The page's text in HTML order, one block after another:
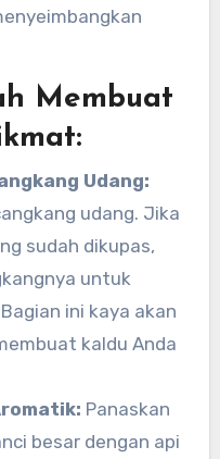
Membuat
Udang:
udang. Jika
sudah dikupas,
untuk
ini kaya akan
kaldu Anda
Panaskan
besar dengan api